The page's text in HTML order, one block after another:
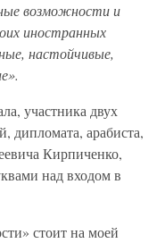
возможности и
иностранных
настойчивые,
участника двух
дипломата, арабиста,
Кирпиченко,
над входом в
стоит на моей